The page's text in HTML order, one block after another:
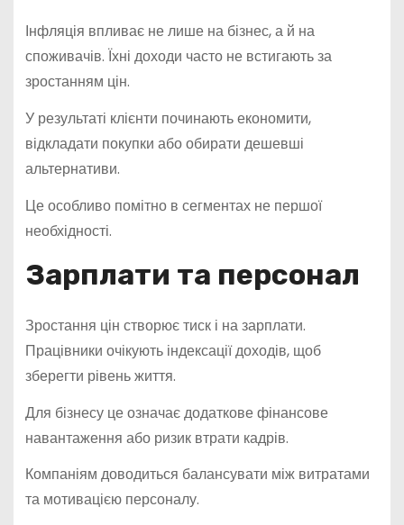
Інфляція впливає не лише на бізнес, а й на
споживачів. Їхні доходи часто не встигають за
зростанням цін.
У результаті клієнти починають економити,
відкладати покупки або обирати дешевші
альтернативи.
Це особливо помітно в сегментах не першої
необхідності.
Зарплати та персонал
Зростання цін створює тиск і на зарплати.
Працівники очікують індексації доходів, щоб
зберегти рівень життя.
Для бізнесу це означає додаткове фінансове
навантаження або ризик втрати кадрів.
Компаніям доводиться балансувати між витратами
та мотивацією персоналу.